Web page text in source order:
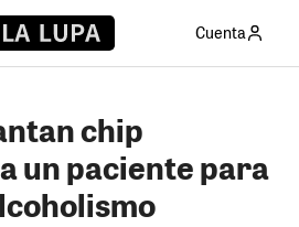
Cuenta
chip
un paciente para